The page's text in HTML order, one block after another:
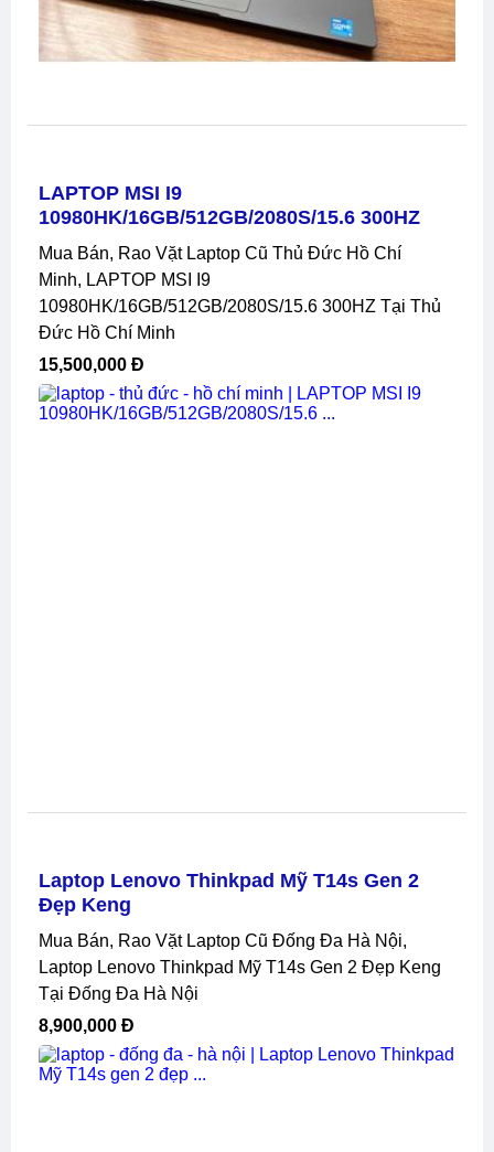
LAPTOP MSI I9
10980HK/16GB/512GB/2080S/15.6 300HZ
Mua Bán, Rao Vặt Laptop Cũ Thủ Đức Hồ Chí
Minh, LAPTOP MSI I9
10980HK/16GB/512GB/2080S/15.6 300HZ Tại Thủ
Đức Hồ Chí Minh
15,500,000 Đ
Laptop Lenovo Thinkpad Mỹ T14s Gen 2
Đẹp Keng
Mua Bán, Rao Vặt Laptop Cũ Đống Đa Hà Nội,
Laptop Lenovo Thinkpad Mỹ T14s Gen 2 Đẹp Keng
Tại Đống Đa Hà Nội
8,900,000 Đ